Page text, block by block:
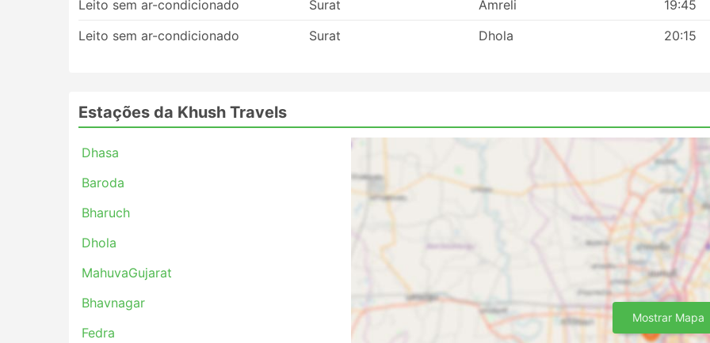
Leito sem ar-condicionado
Surat Amreli 19:45
Leito sem ar-condicionado
Surat Dhola 20:15
Estações da Khush Travels
Dhasa
Baroda
Bharuch
Dhola
MahuvaGujarat
Bhavnagar
Fedra
Mostrar Mapa